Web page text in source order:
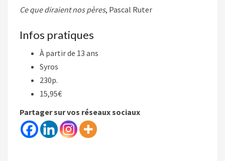
Ce que diraient nos pères, Pascal Ruter
Infos pratiques
À partir de 13 ans
Syros
230p.
15,95€
Partager sur vos réseaux sociaux